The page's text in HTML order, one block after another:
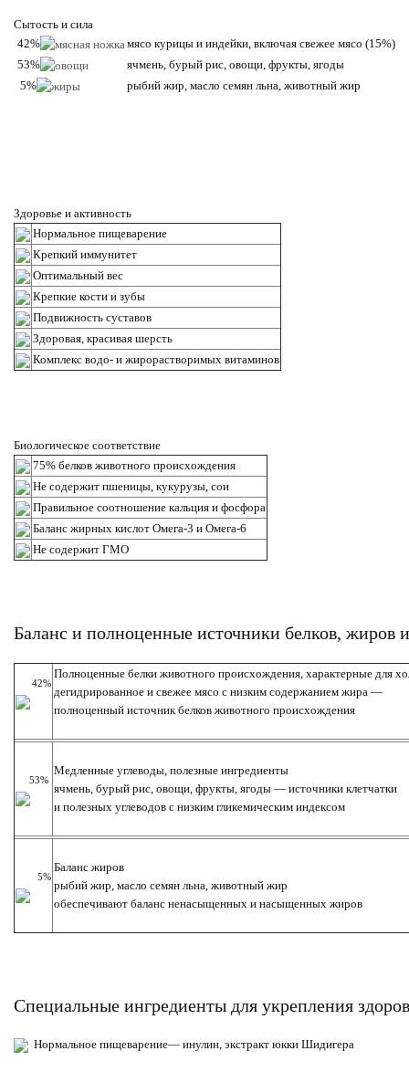
Сытость и сила
42%
мясо курицы и индейки, включая свежее мясо (15%)
53%
ячмень, бурый рис, овощи, фрукты, ягоды
5%
рыбий жир, масло семян льна, животный жир
Здоровье и активность
Нормальное пищеварение
Крепкий иммунитет
Оптимальный вес
Крепкие кости и зубы
Подвижность суставов
Здоровая, красивая шерсть
Комплекс водо- и жирорастворимых витаминов
Биологическое соответствие
75% белков животного происхождения
Не содержит пшеницы, кукурузы, сои
Правильное соотношение кальция и фосфора
Баланс жирных кислот Омега-3 и Омега-6
Не содержит ГМО
Баланс и полноценные источники белков, жиров и
      42%
Полноценные белки животного происхождения, характерные для
дегидрированное и свежее мясо с низким содержанием жира —
полноценный источник белков животного происхождения
     53%
Медленные углеводы, полезные ингредиенты
ячмень, бурый рис, овощи, фрукты, ягоды — источники клетчатки
и полезных углеводов с низким гликемическим индексом
        5%
Баланс жиров
рыбий жир, масло семян льна, животный жир
обеспечивают баланс ненасыщенных и насыщенных жиров
Специальные ингредиенты для укрепления
Нормальное пищеварение— инулин, экстракт юкки Шидигера